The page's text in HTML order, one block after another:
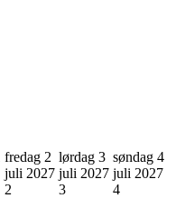
fredag 2
juli 2027
2
lørdag 3
juli 2027
3
søndag 4
juli 2027
4